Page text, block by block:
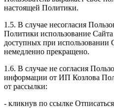
настоящей Политики.
1.5. В случае несогласия
Политики использование
доступных при использовании
немедленно прекращено.
1.6. В случае не согласия
информации от ИП Козлова
от рассылки:
- кликнув по ссылке